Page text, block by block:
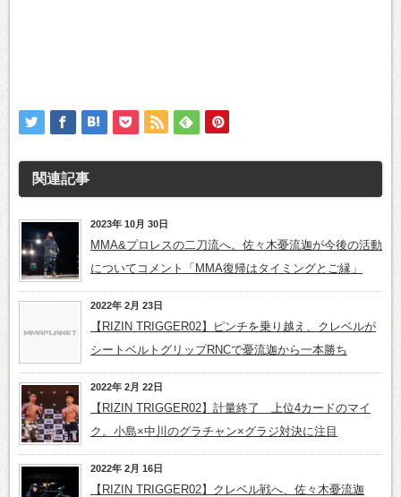
関連記事
2023年 10月 30日
MMA&プロレスの二刀流へ。佐々木憂流迦が今後の活動
についてコメント「MMA復帰はタイミングとご縁」
2022年 2月 23日
【RIZIN TRIGGER02】ピンチを乗り越え、クレベルが
シートベルトグリップRNCで憂流迦から一本勝ち
2022年 2月 22日
【RIZIN TRIGGER02】計量終了 上位4カードのマイ
ク。小島×中川のグラチャン×グラジ対決に注目
2022年 2月 16日
【RIZIN TRIGGER02】クレベル戦へ、佐々木憂流迦